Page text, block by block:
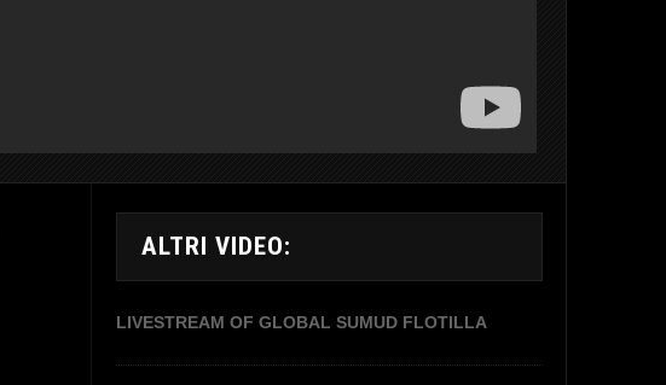
ALTRI VIDEO:
LIVESTREAM OF GLOBAL SUMUD FLOTILLA